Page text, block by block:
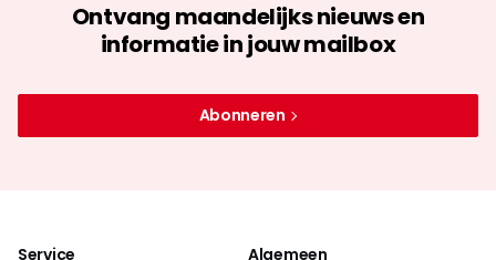
Ontvang maandelijks nieuws en
informatie in jouw mailbox
Abonneren
Service Algemeen